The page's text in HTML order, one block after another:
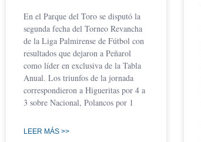
En el Parque del Toro se disputó la
segunda fecha del Torneo Revancha
de la Liga Palmirense de Fútbol con
resultados que dejaron a Peñarol
como líder en exclusiva de la Tabla
Anual. Los triunfos de la jornada
correspondieron a Higueritas por 4 a
3 sobre Nacional, Polancos por 1
LEER MÁS >>